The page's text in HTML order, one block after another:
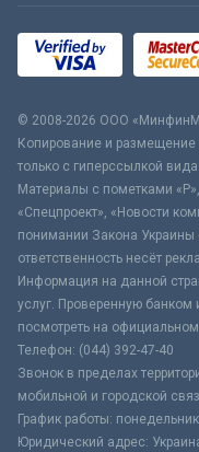
© 2008-2026 ООО
Копирование и размещение
только с гиперссылкой
Материалы с пометками «Р»,
«Спецпроект», «Новости
понимании Закона
ответственность несёт
Информация на данной
услуг. Проверенную
посмотреть на
Телефон: (044) 392-47-40
Звонок в пределах
мобильной и городской
График работы:
Юридический адрес: